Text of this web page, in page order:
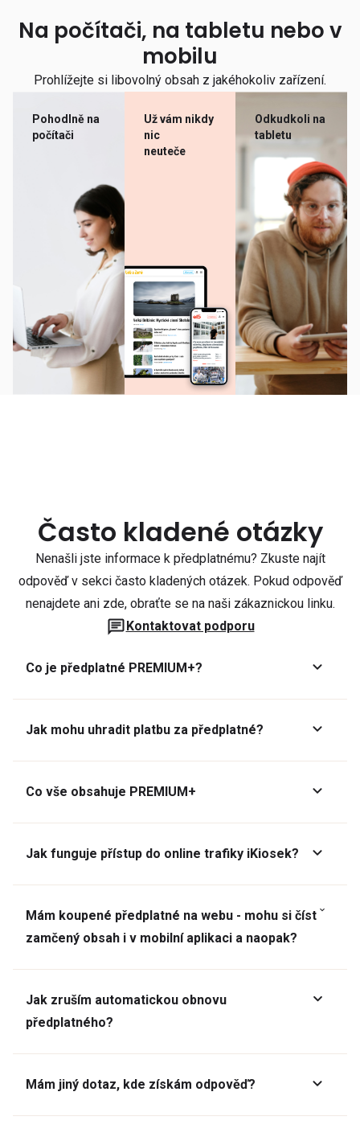
Na počítači, na tabletu nebo v
mobilu
Prohlížejte si libovolný obsah z jakéhokoliv zařízení.
Pohodlně na
počítači
Už vám nikdy
nic
neuteče
Odkudkoli na
tabletu
Často kladené otázky
Nenašli jste informace k předplatnému? Zkuste najít
odpověď v sekci často kladených otázek. Pokud odpověď
nenajdete ani zde, obraťte se na naši zákaznickou linku.
Kontaktovat podporu
Co je předplatné PREMIUM+?
Jak mohu uhradit platbu za předplatné?
Co vše obsahuje PREMIUM+
Jak funguje přístup do online trafiky iKiosek?
Mám koupené předplatné na webu - mohu si číst
zamčený obsah i v mobilní aplikaci a naopak?
Jak zruším automatickou obnovu
předplatného?
Mám jiný dotaz, kde získám odpověď?